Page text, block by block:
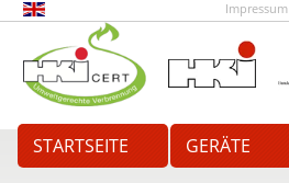
Impressum
STARTSEITE GERÄTE